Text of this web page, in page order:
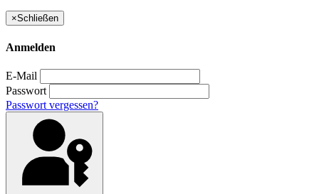
×Schließen
Anmelden
E-Mail
Passwort
Passwort vergessen?